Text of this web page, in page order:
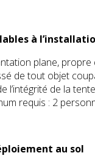
à
plane, propre
de tout objet
l’intégrité de la
requis : 2
au sol